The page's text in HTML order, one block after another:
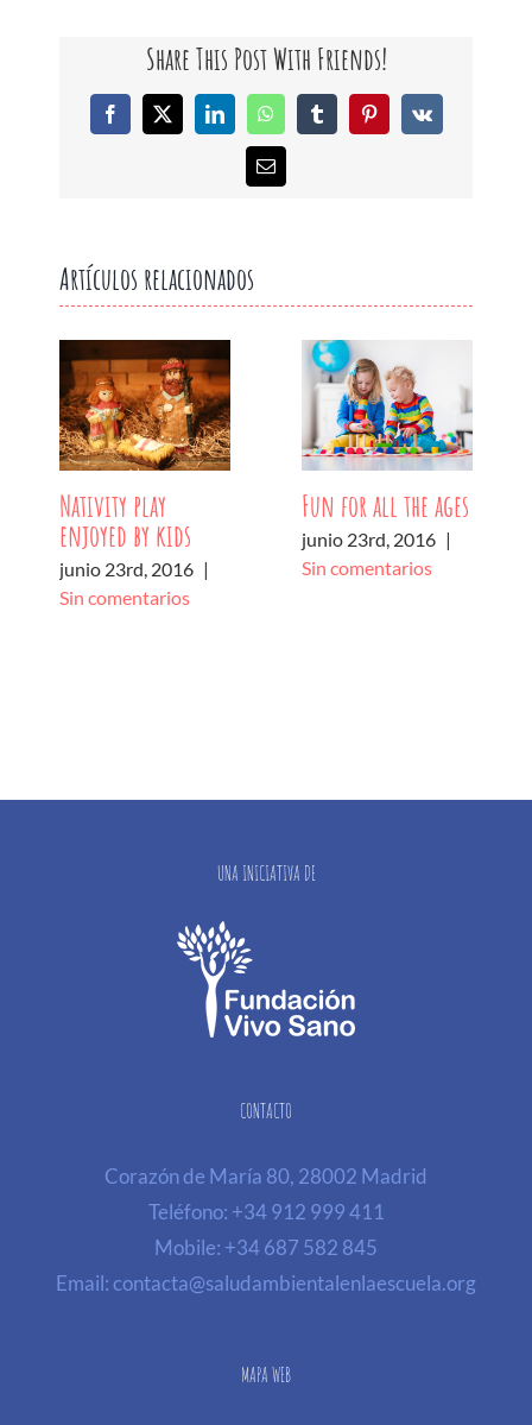
Share This Post With Friends!
Facebook
X LinkedInWhatsAppTumblrPinterest
Vk
Correo
electrónico
Artículos relacionados
Nativity play
enjoyed by kids
junio 23rd, 2016 |
Sin comentarios
Fun for all the ages
junio 23rd, 2016 |
Sin comentarios
UNA INICIATIVA DE
CONTACTO
Corazón de María 80, 28002 Madrid
Teléfono: +34 912 999 411
Mobile: +34 687 582 845
Email: contacta@saludambientalenlaescuela.org
MAPA WEB